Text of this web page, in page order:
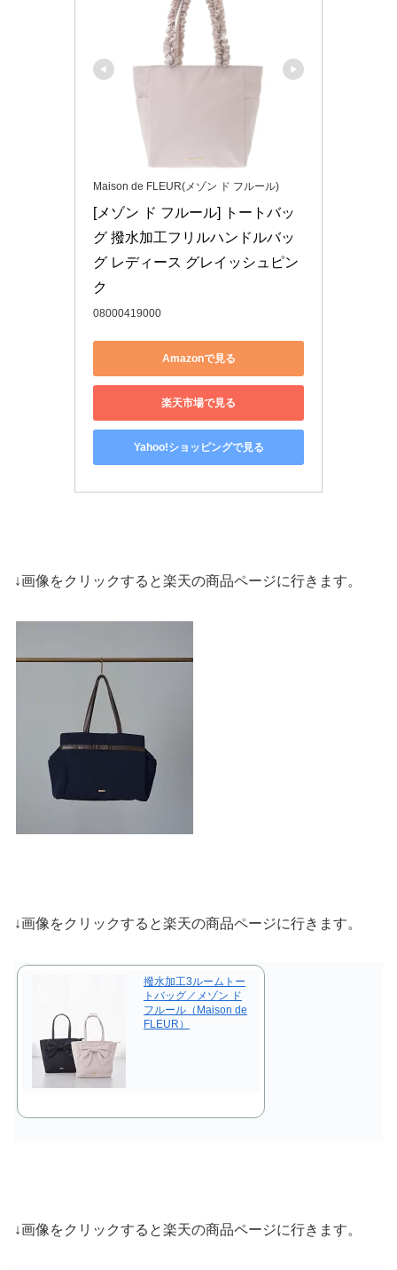
Maison de FLEUR(メゾン ド フルール)
[メゾン ド フルール] トートバッ
グ 撥水加工フリルハンドルバッ
グ レディース グレイッシュピン
ク
08000419000
Amazonで見る
楽天市場で見る
Yahoo!ショッピングで見る
↓画像をクリックすると楽天の商品ページに行きます。
↓画像をクリックすると楽天の商品ページに行きます。
撥水加工3ルームトー
トバッグ／メゾン ド
フルール（Maison de
FLEUR）
↓画像をクリックすると楽天の商品ページに行きます。